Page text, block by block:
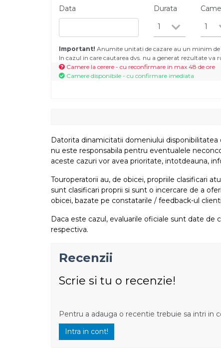
Data
Durata
1
1
Important! Anumite unitati de cazare au un minim de
In cazul in care cautarea dvs. nu a generat rezultate
Camere la cerere - cu reconfirmare in max 48 de ore
Camere disponibile - cu confirmare imediata
Datorita dinamicitatii domeniului
nu este responsabila pentru eventualele
aceste cazuri vor avea prioritate, intotdeauna,
Touroperatorii au, de obicei, propriile clasificari
sunt clasificari proprii si sunt o incercare de a
obicei, bazate pe constatarile / feedback-ul
Daca este cazul, evaluarile oficiale sunt date
respectiva.
Recenzii
Scrie si tu o recenzie!
Pentru a adauga o recentie trebuie sa intri in
Intra in cont!